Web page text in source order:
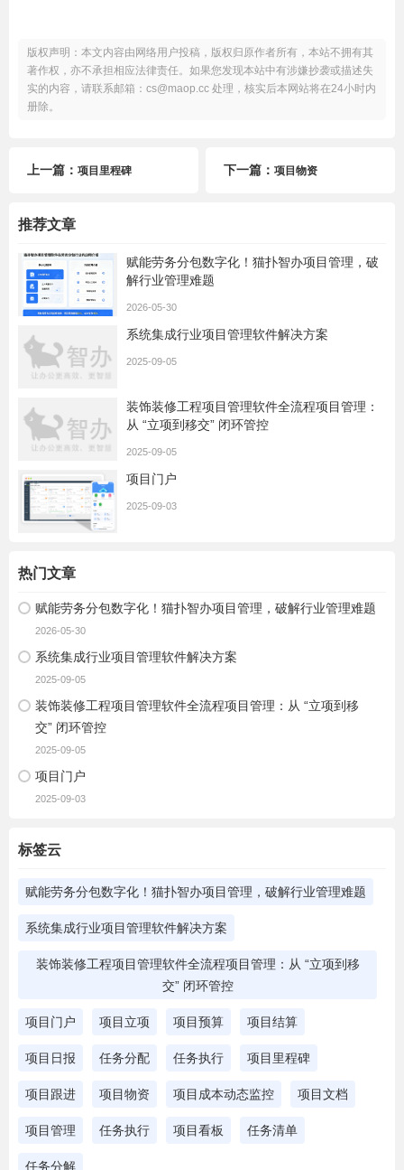
版权声明：本文内容由网络用户投稿，版权归原作者所有，本站不拥有其
著作权，亦不承担相应法律责任。如果您发现本站中有涉嫌抄袭或描述失
实的内容，请联系邮箱：cs@maop.cc 处理，核实后本网站将在24小时内
册除。
上一篇： 项目里程碑 下一篇：项目物资
推荐文章
赋能劳务分包数字化！猫扑智办项目管理，破
解行业管理难题
2026-05-30
系统集成行业项目管理软件解决方案
2025-09-05
装饰装修工程项目管理软件全流程项目管理：
从 “立项到移交” 闭环管控
2025-09-05
项目门户
2025-09-03
热门文章
赋能劳务分包数字化！猫扑智办项目管理，破解行业管理难题
2026-05-30
系统集成行业项目管理软件解决方案
2025-09-05
装饰装修工程项目管理软件全流程项目管理：从 “立项到移
交” 闭环管控
2025-09-05
项目门户
2025-09-03
标签云
赋能劳务分包数字化！猫扑智办项目管理，破解行业管理难题
系统集成行业项目管理软件解决方案
装饰装修工程项目管理软件全流程项目管理：从 “立项到移
交” 闭环管控
项目门户 项目立项 项目预算 项目结算
项目日报 任务分配 任务执行 项目里程碑
项目跟进 项目物资 项目成本动态监控 项目文档
项目管理 任务执行 项目看板 任务清单
任务分解